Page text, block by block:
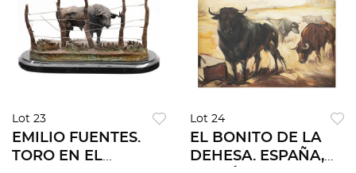
Lot 23
EMILIO FUENTES.
TORO EN EL
Lot 24
EL BONITO DE LA
DEHESA. ESPAÑA,